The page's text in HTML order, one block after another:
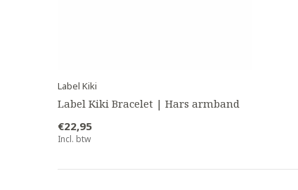
Label Kiki
Label Kiki Bracelet | Hars armband
€22,95
Incl. btw